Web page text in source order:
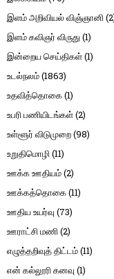
இளம் அறிவியல் விஞ்ஞானி
இளம் கவிஞர் விருது(1)
இன்றைய செய்திகள்(1)
உடல்நலம்(1863)
உதவித்தொகை(1)
உபரி பணியிடங்கள்(2)
உள்ளூர் விடுமுறை(98)
உறுதிமொழி(11)
ஊக்க ஊதியம்(2)
ஊக்கத்தொகை(11)
ஊதிய உயர்வு (73)
ஊராட்சி மணி(2)
எழுத்தறிவுத் திட்டம்(11)
என் கல்லூரி கனவு (1)